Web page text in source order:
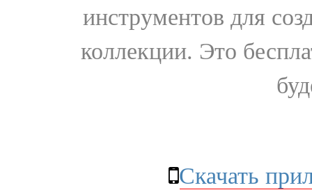
инструментов для
коллекции. Это
Скачать